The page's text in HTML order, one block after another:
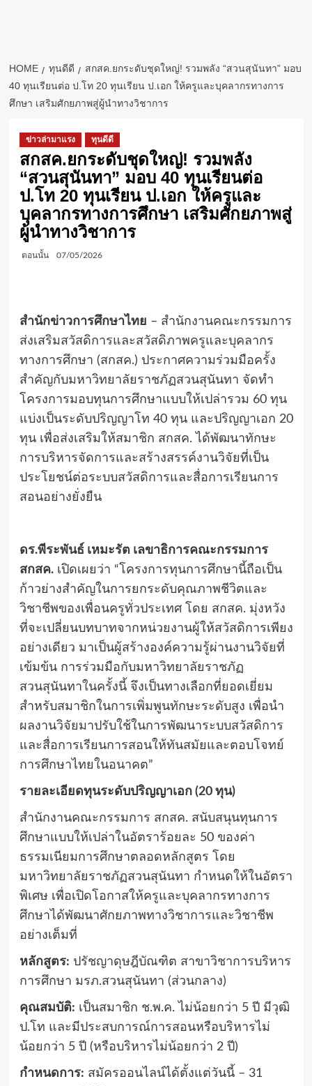
HOME ทุนดีดี
สกสค.ยกระดับชุดใหญ่! รวมพลัง “สวนสุนันทา” มอบ
40 ทุนเรียนต่อ ป.โท 20 ทุนเรียน ป.เอก ให้ครูและบุคลากรทางการ
ศึกษา เสริมศักยภาพสู่ผู้นำทางวิชาการ
ข่าวล่ามาแรง ทุนดีดี
สกสค.ยกระดับชุดใหญ่! รวมพลัง
“สวนสุนันทา” มอบ 40 ทุนเรียนต่อ
ป.โท 20 ทุนเรียน ป.เอก ให้ครูและ
บุคลากรทางการศึกษา เสริมศักยภาพสู่
ผู้นำทางวิชาการ
ตอนนั้น 07/05/2026
สำนักข่าวการศึกษาไทย – สำนักงานคณะกรรมการ
ส่งเสริมสวัสดิการและสวัสดิภาพครูและบุคลากร
ทางการศึกษา (สกสค.) ประกาศความร่วมมือครั้ง
สำคัญกับมหาวิทยาลัยราชภัฏสวนสุนันทา จัดทำ
โครงการมอบทุนการศึกษาแบบให้เปล่ารวม 60 ทุน
แบ่งเป็นระดับปริญญาโท 40 ทุน และปริญญาเอก 20
ทุน เพื่อส่งเสริมให้สมาชิก สกสค. ได้พัฒนาทักษะ
การบริหารจัดการและสร้างสรรค์งานวิจัยที่เป็น
ประโยชน์ต่อระบบสวัสดิการและสื่อการเรียนการ
สอนอย่างยั่งยืน
ดร.พีระพันธ์ เหมะรัต เลขาธิการคณะกรรมการ
สกสค.เปิดเผยว่า “โครงการทุนการศึกษานี้ถือเป็น
ก้าวย่างสำคัญในการยกระดับคุณภาพชีวิตและ
วิชาชีพของเพื่อนครูทั่วประเทศ โดย สกสค. มุ่งหวัง
ที่จะเปลี่ยนบทบาทจากหน่วยงานผู้ให้สวัสดิการเพียง
อย่างเดียว มาเป็นผู้สร้างองค์ความรู้ผ่านงานวิจัยที่
เข้มข้น การร่วมมือกับมหาวิทยาลัยราชภัฏ
สวนสุนันทาในครั้งนี้ จึงเป็นทางเลือกที่ยอดเยี่ยม
สำหรับสมาชิกในการเพิ่มพูนทักษะระดับสูง เพื่อนำ
ผลงานวิจัยมาปรับใช้ในการพัฒนาระบบสวัสดิการ
และสื่อการเรียนการสอนให้ทันสมัยและตอบโจทย์
การศึกษาไทยในอนาคต”
รายละเอียดทุนระดับปริญญาเอก (20 ทุน)
สำนักงานคณะกรรมการ สกสค. สนับสนุนทุนการ
ศึกษาแบบให้เปล่าในอัตราร้อยละ 50 ของค่า
ธรรมเนียมการศึกษาตลอดหลักสูตร โดย
มหาวิทยาลัยราชภัฏสวนสุนันทา กำหนดให้ในอัตรา
พิเศษ เพื่อเปิดโอกาสให้ครูและบุคลากรทางการ
ศึกษาได้พัฒนาศักยภาพทางวิชาการและวิชาชีพ
อย่างเต็มที่
หลักสูตร: ปรัชญาดุษฎีบัณฑิต สาขาวิชาการบริหาร
การศึกษา มรภ.สวนสุนันทา (ส่วนกลาง)
คุณสมบัติ: เป็นสมาชิก ช.พ.ค. ไม่น้อยกว่า 5 ปี มีวุฒิ
ป.โท และมีประสบการณ์การสอนหรือบริหารไม่
น้อยกว่า 5 ปี (หรือบริหารไม่น้อยกว่า 2 ปี)
กำหนดการ: สมัครออนไลน์ได้ตั้งแต่วันนี้ – 31